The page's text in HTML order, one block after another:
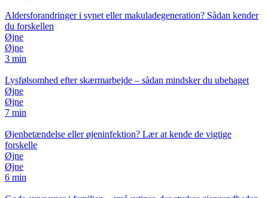
Aldersforandringer i synet eller makuladegeneration? Sådan kender
du forskellen
Øjne
Øjne
3 min
Lysfølsomhed efter skærmarbejde – sådan mindsker du ubehaget
Øjne
Øjne
7 min
Øjenbetændelse eller øjeninfektion? Lær at kende de vigtige
forskelle
Øjne
Øjne
6 min